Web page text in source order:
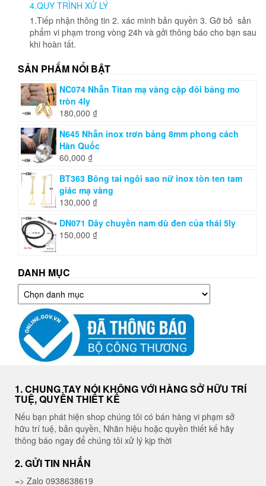
sản
phẩm
4.QUY TRÌNH XỬ LÝ
1.Tiếp nhận thông tin 2. xác minh bản quyền 3. Gỡ bỏ sản
phẩm vi phạm trong vòng 24h và gởi thông báo cho bạn sau
khi hoàn tất.
SẢN PHẨM NỔI BẬT
NC074 Nhẫn Titan mạ vàng cặp đôi bảng mo
tròn 4ly
180,000 ₫
N645 Nhẫn inox trơn bảng 8mm phong cách
Hàn Quốc
60,000 ₫
BT363 Bông tai ngôi sao nữ inox tòn ten tam
giác mạ vàng
130,000 ₫
DN071 Dây chuyền nam dù đen của thái 5ly
150,000 ₫
DANH MỤC
Danh
mục
1. CHUNG TAY NÓI KHÔNG VỚI HÀNG SỞ HỮU TRÍ
TUỆ, QUYỀN THIẾT KẾ
Nếu bạn phát hiện shop chúng tôi có bán hàng vi phạm sở
hữu trí tuệ, bản quyền, Nhãn hiệu hoặc quyền thiết kế hãy
thông báo ngay để chúng tôi xử lý kịp thời
2. GỬI TIN NHẮN
=> Zalo 0938638619